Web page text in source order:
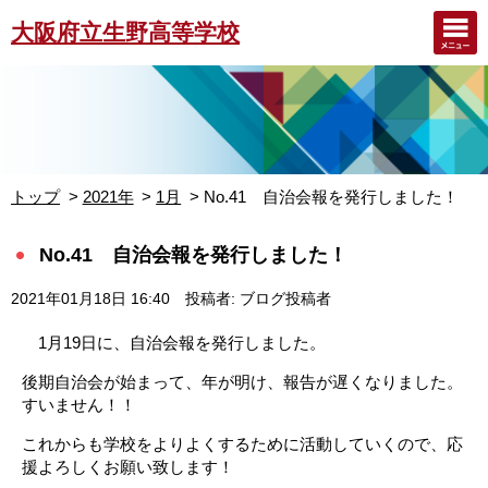
大阪府立生野高等学校
トップ 2021年 1月 No.41 自治会報を発行しました！
No.41 自治会報を発行しました！
2021年01月18日 16:40 投稿者: ブログ投稿者
1月19日に、自治会報を発行しました。
後期自治会が始まって、年が明け、報告が遅くなりました。
すいません！！
これからも学校をよりよくするために活動していくので、応
援よろしくお願い致します！